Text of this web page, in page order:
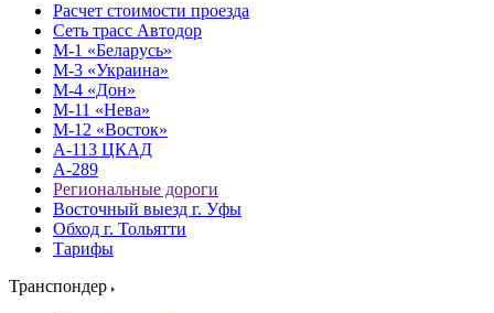
Расчет стоимости проезда
Сеть трасс Автодор
М-1 «Беларусь»
М-3 «Украина»
М-4 «Дон»
М-11 «Нева»
М-12 «Восток»
А-113 ЦКАД
А-289
Региональные дороги
Восточный выезд г. Уфы
Обход г. Тольятти
Тарифы
Транспондер